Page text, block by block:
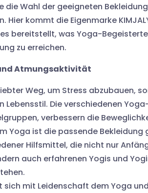
die Wahl der geeigneten
kommt die Eigenmarke KIMJALY
bereitstellt, was Yoga-Begeisterte
zu erreichen.
Atmungsaktivität
Weg, um Stress abzubauen,
Die verschiedenen
verbessern die
Yoga ist die passende Bekleidung
Hilfsmittel, die nicht nur
auch erfahrenen Yogis und
sich mit Leidenschaft dem Yoga